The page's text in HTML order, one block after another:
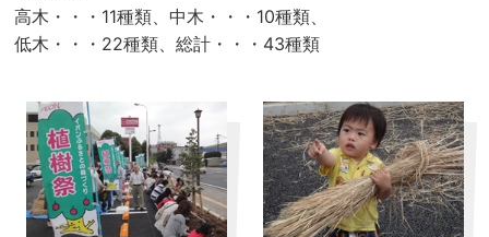
高木・・・11種類、中木・・・10種類、
低木・・・22種類、総計・・・43種類